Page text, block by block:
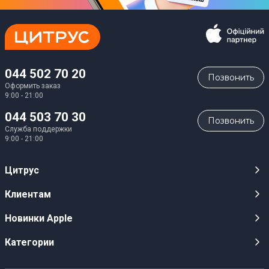
044 502 70 20
Оформить заказ
9:00 - 21:00
Позвонить
044 503 70 30
Служба поддержки
9:00 - 21:00
Позвонить
Цитрус
Карьера
Оптовым клиентам
Клиентам
Публичные оферты
Новинки Apple
iPhone 17
Категории